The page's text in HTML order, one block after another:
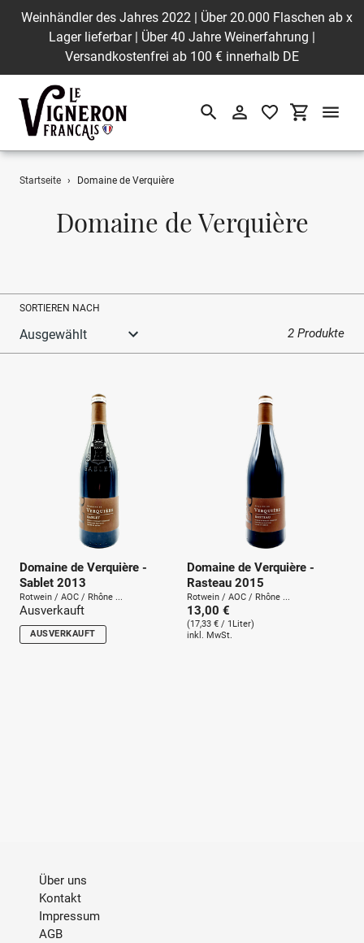
Direkt
Weinhändler des Jahres 2022 | Über 20.000 Flaschen ab
Lager lieferbar | Über 40 Jahre Weinerfahrung |
Versandkostenfrei ab 100 € innerhalb DE
x
SuchenEinloggen
Startseite › Domaine de Verquière
S
m
l
Domaine de Verquière
SORTIEREN NACH
2 Produkte
Domaine de Verquière -
Sablet 2013
Rotwein / AOC / Rhône ...
Ausverkauft
AUSVERKAUFT
Domaine de Verquière -
Rasteau 2015
Rotwein / AOC / Rhône ...
13,00 €
(17,33 € / 1Liter)
inkl. MwSt.
Über uns
Kontakt
Impressum
AGB